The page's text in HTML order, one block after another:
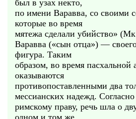
был в узах некто,
по имени Варавва, со своими
которые во время
мятежа сделали убийство»
Варавва («сын отца») —
фигура. Таким
образом, во время пасхальной
оказываются
противопоставленными два
мессианских надежд. Согласно
римскому праву, речь шла о
одном и том же